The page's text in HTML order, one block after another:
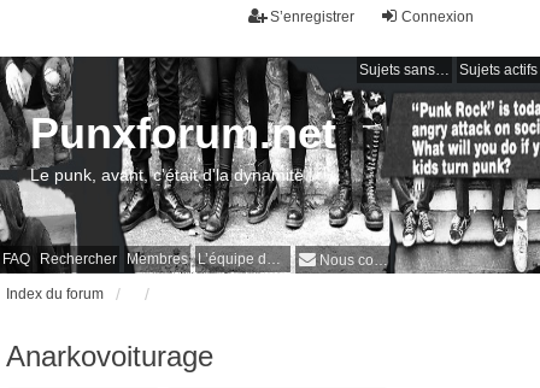
Connexion
S’enregistrer
Sujets sans réponse Sujets actifs
FAQ Rechercher Membres L’équipe du forum Nous contacter
Punxforum.net
Le punk, avant, c'était d'la dynamite !
Index du forum
Anarkovoiturage